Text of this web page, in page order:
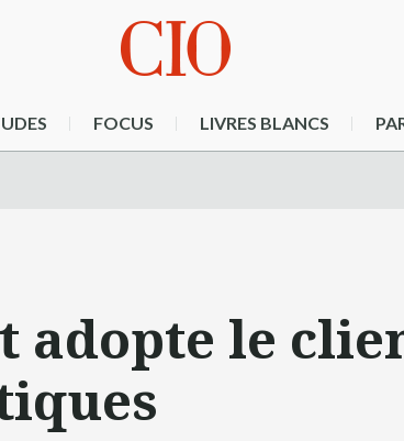
FOCUS LIVRES BLANCS
adopte le